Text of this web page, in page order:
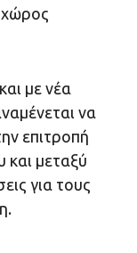
χώρος
με νέα
να
επιτροπή
και μεταξύ
για τους